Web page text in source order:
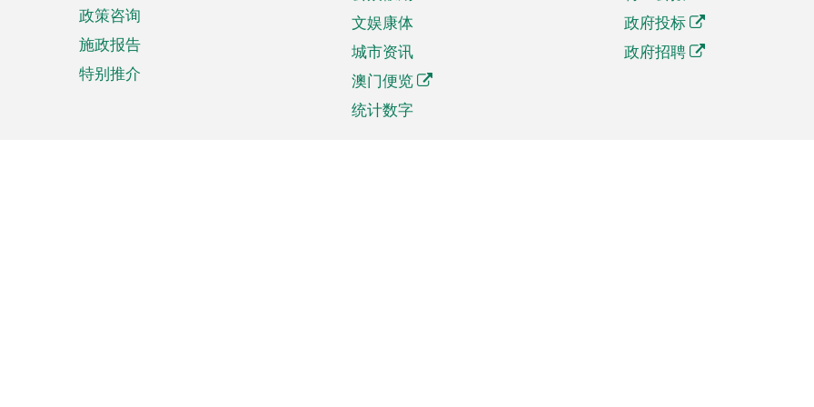
政策咨询
施政报告
特别推介
文娱康体
城市资讯
澳门便览
统计数字
政府投标
政府招聘